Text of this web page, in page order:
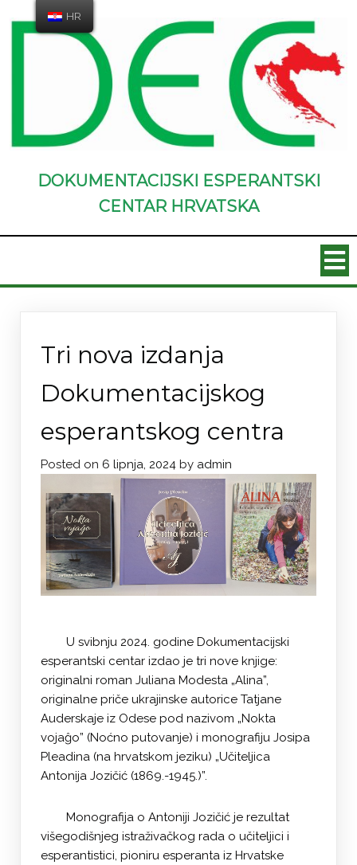
DOKUMENTACIJSKI ESPERANTSKI
CENTAR HRVATSKA
Tri nova izdanja
Dokumentacijskog
esperantskog centra
Posted on 6 lipnja, 2024 by admin
U svibnju 2024. godine Dokumentacijski
esperantski centar izdao je tri nove knjige:
originalni roman Juliana Modesta „Alina”,
originalne priče ukrajinske autorice Tatjane
Auderskaje iz Odese pod nazivom „Nokta
vojaĝo” (Noćno putovanje) i monografiju Josipa
Pleadina (na hrvatskom jeziku) „Učiteljica
Antonija Jozičić (1869.-1945.)”.
Monografija o Antoniji Jozičić je rezultat
višegodišnjeg istraživačkog rada o učiteljici i
esperantistici, pioniru esperanta iz Hrvatske
HR